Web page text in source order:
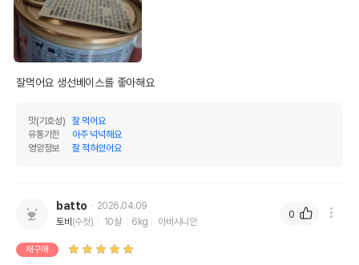
잘먹어요 생선베이스를 좋아해요
맛(기호성)
잘 먹어요
유통기한
아주 넉넉해요
영양정보
잘 적혀있어요
batto
2026.04.09
토비 (수컷) 10살 6kg 아비시니안
재구매
0